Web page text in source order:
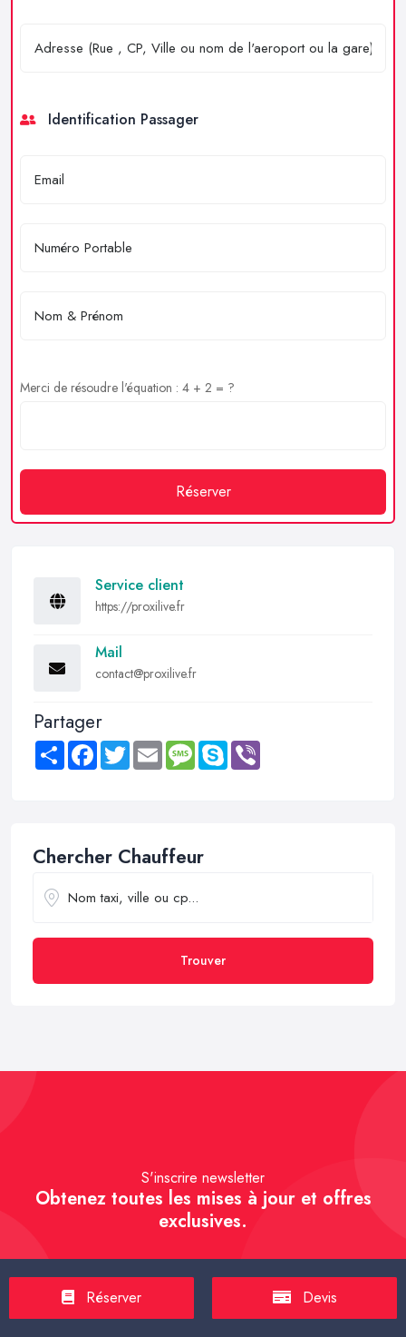
Identification Passager
Merci de résoudre l'équation : 4 + 2 = ?
Réserver
Service client
https://proxilive.fr
Mail
contact@proxilive.fr
Partager
Share FacebookTwitter Email MessageSkype
Chercher Chauffeur
Trouver
S'inscrire newsletter
Obtenez toutes les mises à jour et offres
exclusives.
S'inscrire
Réserver Devis